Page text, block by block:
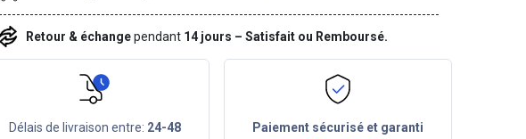
Retour & échangependant 14 jours – Satisfait ou Remboursé.
Délais de livraison entre: 24-48
Paiement sécurisé et garanti